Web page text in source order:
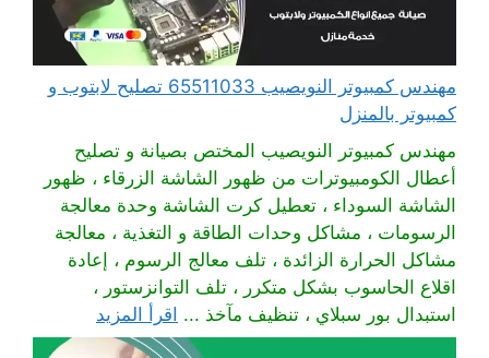
مهندس كمبيوتر النويصيب 65511033 تصليح لابتوب و
كمبيوتر بالمنزل
مهندس كمبيوتر النويصيب المختص بصيانة و تصليح
أعطال الكومبيوترات من ظهور الشاشة الزرقاء ، ظهور
الشاشة السوداء ، تعطيل كرت الشاشة وحدة معالجة
الرسومات ، مشاكل وحدات الطاقة و التغذية ، معالجة
مشاكل الحرارة الزائدة ، تلف معالج الرسوم ، إعادة
اقلاع الحاسوب بشكل متكرر ، تلف التوانزستور ،
استبدال بور سبلاي ، تنظيف مآخذ ... اقرأ المزيد